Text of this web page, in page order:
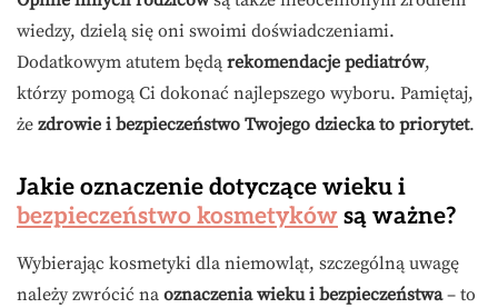
wiedzy, dzielą się oni swoimi doświadczeniami.
Dodatkowym atutem będą rekomendacje pediatrów,
którzy pomogą Ci dokonać najlepszego wyboru. Pamiętaj,
że zdrowie i bezpieczeństwo Twojego dziecka to priorytet.
Jakie oznaczenie dotyczące wieku i
bezpieczeństwo kosmetyków są ważne?
Wybierając kosmetyki dla niemowląt, szczególną uwagę
należy zwrócić na oznaczenia wieku i bezpieczeństwa– to